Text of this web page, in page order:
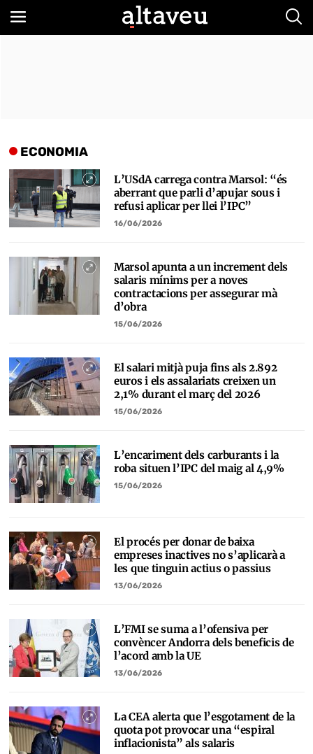
ECONOMIA
L’USdA carrega contra Marsol: “és
aberrant que parli d’apujar sous i
refusi aplicar per llei l’IPC”
16/06/2026
Marsol apunta a un increment dels
salaris mínims per a noves
contractacions per assegurar mà
d’obra
15/06/2026
El salari mitjà puja fins als 2.892
euros i els assalariats creixen un
2,1% durant el març del 2026
15/06/2026
L’encariment dels carburants i la
roba situen l’IPC del maig al 4,9%
15/06/2026
El procés per donar de baixa
empreses inactives no s’aplicarà a
les que tinguin actius o passius
13/06/2026
L’FMI se suma a l’ofensiva per
convèncer Andorra dels beneficis de
l’acord amb la UE
13/06/2026
La CEA alerta que l’esgotament de la
quota pot provocar una “espiral
inflacionista” als salaris